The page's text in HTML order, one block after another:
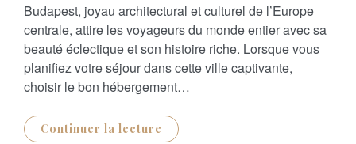
T
E
D
O
N
Budapest, joyau architectural et culturel de l’Europe
centrale, attire les voyageurs du monde entier avec sa
beauté éclectique et son histoire riche. Lorsque vous
planifiez votre séjour dans cette ville captivante,
choisir le bon hébergement…
Continuer la lecture